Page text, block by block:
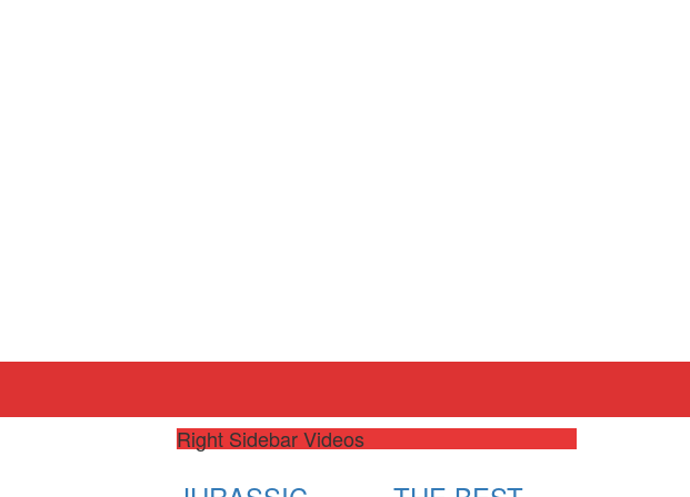
Right Sidebar Videos